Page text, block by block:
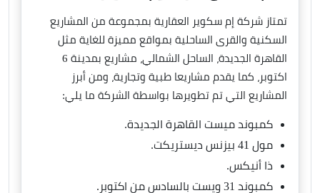
تمتاز شركة إم سكوير العقارية بمجموعة من المشاريع
السكنية والقرى الساحلية بمواقع مميزة للغاية مثل
القاهرة الجديدة، الساحل الشمالي، مشاريع بمدينة 6
اكتوبر، كما يقدم مشاريعا طبية وتجارية، ومن أبرز
المشاريع التي تم تطويرها بواسطة الشركة ما يلي:
كمبوند ميست القاهرة الجديدة.
مول 41 بيزنس ديستريكت.
ذا أنيكس.
كمبوند 31 ويست بالسادس من اكتوبر.